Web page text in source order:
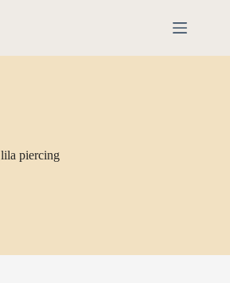
lila piercing